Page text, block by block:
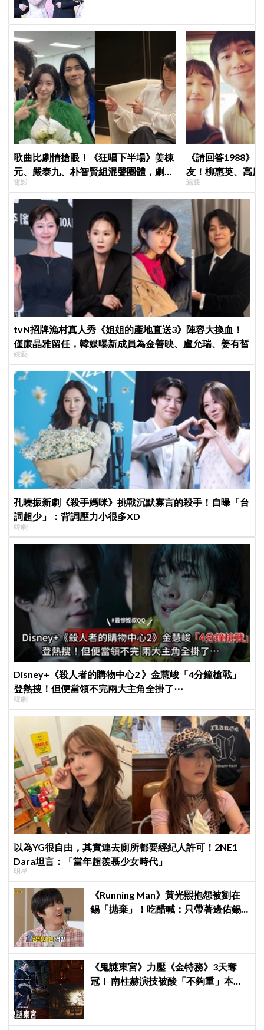
歌曲比劇情搶眼！《狂唱下半場》姜棟
元、嚴泰九、朴智賢組混聲團體，劇中
曲《Love Is》超洗腦
電影
《請回答1988》
友！柳惠英、高
告公開，暖心互
綜藝
tvN招牌漁村真人秀《姐姐的產地直送3》陣容大換血！
僅廉晶雅留任，韓媒曝新成員為金善映、盧允瑞、姜有皙
綜藝
孔曉振新劇《殺手媽咪》挑戰沉默寡言的殺手！自曝「台
詞超少」：背詞壓力小很多XD
韓劇
Disney+《殺人者的購物中心2 》金慧峻「4分鐘槍戰」
登熱搜！但便當領不完兩大主角全掛了⋯
韓劇
以為YG很自由，其實連去廁所都要經紀人許可！2NE1
Dara坦言：「當年超羨慕少女時代」
明星
《Running Man》黃光熙抱怨被劉在
錫「拋棄」！吃醋喊：只帶著邊佑錫
《鬼謎東宮》力壓《金特務》3天奪
冠！ 南柱赫演技被酸「不夠重」本人